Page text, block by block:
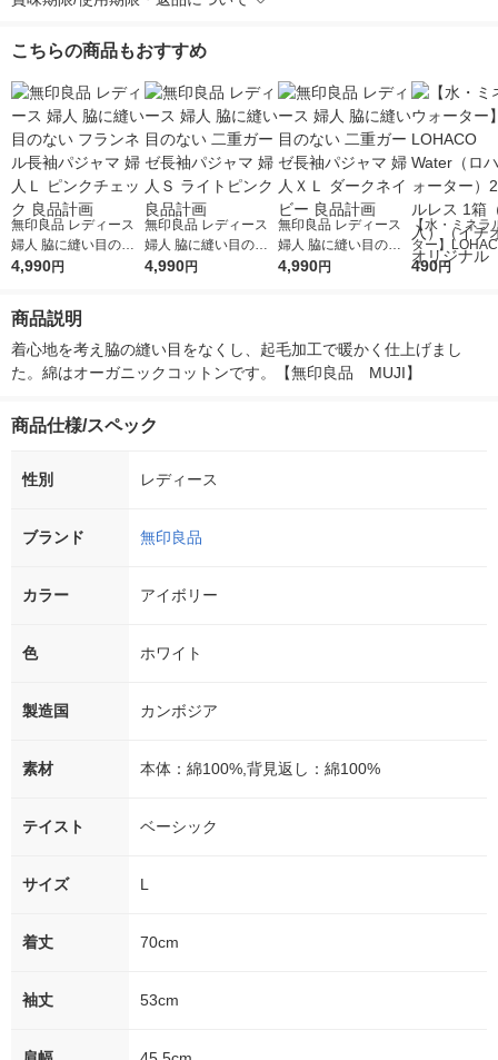
こちらの商品もおすすめ
無印良品 レディース
婦人 脇に縫い目のな
い フランネル長袖パ
4,990円
無印良品 レディース
婦人 脇に縫い目のな
い 二重ガーゼ長袖パ
4,990円
無印良品 レディース
婦人 脇に縫い目のな
い 二重ガーゼ長袖パ
4,990円
【水・ミネラ
ター】
r（ロハコウ
490円
商品説明
着心地を考え脇の縫い目をなくし、起毛加工で暖かく仕上げまし
た。綿はオーガニックコットンです。【無印良品　MUJI】
商品仕様/スペック
性別 レディース
ブランド 無印良品
カラー アイボリー
色 ホワイト
製造国 カンボジア
素材 本体：綿100%,背見返し：綿100%
テイスト ベーシック
サイズ L
着丈 70cm
袖丈 53cm